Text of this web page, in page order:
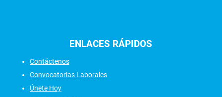
ENLACES RÁPIDOS
Contáctenos
Convocatorias Laborales
Únete Hoy